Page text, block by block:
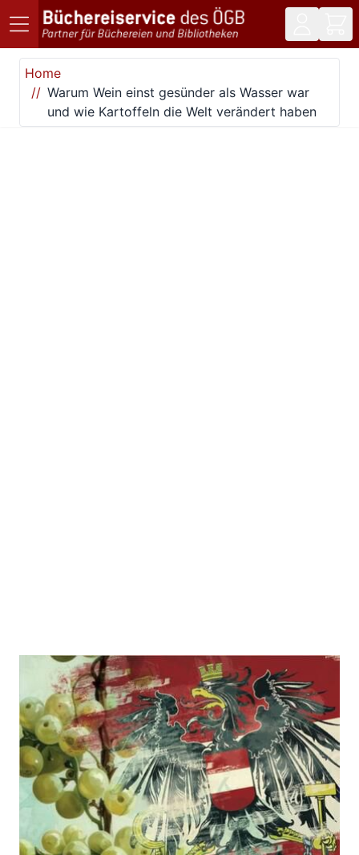
Direkt zum Inhalt
Home
Warum Wein einst gesünder als Wasser war
und wie Kartoffeln die Welt verändert haben
Warum Wein einst gesünder als
Wasser war und wie Kartoffeln die
Welt verändert haben
Zur Wunschliste hinzufügen
Geschichte in Geschichten